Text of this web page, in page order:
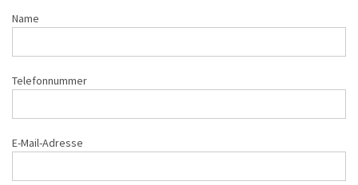
Name
Telefonnummer
E-Mail-Adresse